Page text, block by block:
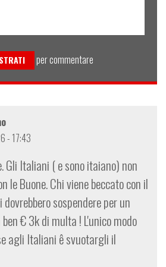
per commentare
- 17:43
Gli Italiani ( e sono itaiano) non
le Buone. Chi viene beccato con il
sospendere per un
€ 3k di multa ! L'unico modo
agli Italiani ê svuotargli il